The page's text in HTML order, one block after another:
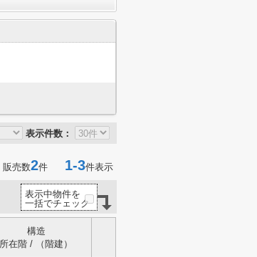
表示件数：
売数2件 1-3件表示
表示中物件を
一括でチェック
構造
所在階 / （階建）